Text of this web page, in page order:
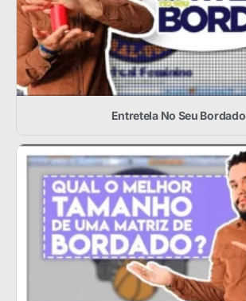
Entretela No Seu Bordado